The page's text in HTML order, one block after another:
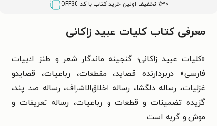
٪۳۰ تخفیف اولین خرید کتاب با کد OFF30
معرفی کتاب کلیات عبید زاکانی
«کلیات عبید زاکانی؛ گنجینه ماندگار شعر و طنز ادبیات
فارسی» دربردارنده قصاید، مقطعات، رباعیات، قصایدو
غزلیات، رساله دلگشا، رساله اخلاق‌الاشراف، رساله صد پند،
گزیده تضمینات و قطعات و رباعیات، رساله تعریفات و
موش و گربه است.